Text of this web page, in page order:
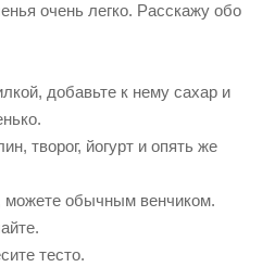
очень легко. Расскажу обо
добавьте к нему сахар и
творог, йогурт и опять же
можете обычным венчиком.
тесто.